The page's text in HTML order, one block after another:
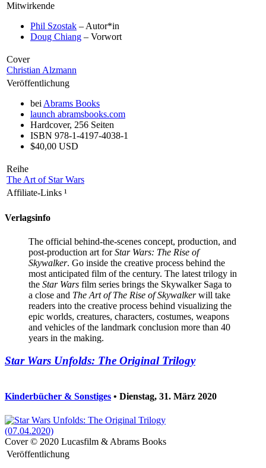
Mitwirkende
Phil Szostak – Autor*in
Doug Chiang – Vorwort
Cover
Christian Alzmann
Veröffentlichung
bei Abrams Books
launch abramsbooks.com
Hardcover, 256 Seiten
ISBN 978-1-4197-4038-1
$40,00 USD
Reihe
The Art of Star Wars
Affiliate-Links ¹
Verlagsinfo
The official behind-the-scenes concept, production, and
post-production art forStar Wars: The Rise of
Skywalker. Go inside the creative process behind the
most anticipated film of the century. The latest trilogy in
the Star Wars film series brings the Skywalker Saga to
a close and The Art of The Rise of Skywalkerwill take
readers into the creative process behind visualizing the
epic worlds, creatures, characters, costumes, weapons
and vehicles of the landmark conclusion more than 40
years in the making.
Star Wars Unfolds: The Original Trilogy
Kinderbücher & Sonstiges • Dienstag, 31. März 2020
Cover © 2020 Lucasfilm & Abrams Books
Veröffentlichung